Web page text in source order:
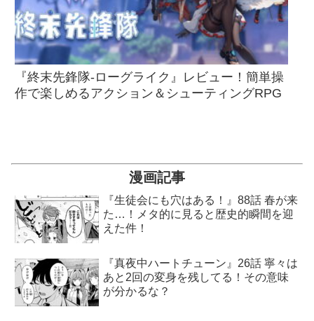
『終末先鋒隊-ローグライク』レビュー！簡単操
作で楽しめるアクション＆シューティングRPG
漫画記事
『生徒会にも穴はある！』88話 春が来
た…！メタ的に見ると歴史的瞬間を迎
えた件！
『真夜中ハートチューン』26話 寧々は
あと2回の変身を残してる！その意味
が分かるな？